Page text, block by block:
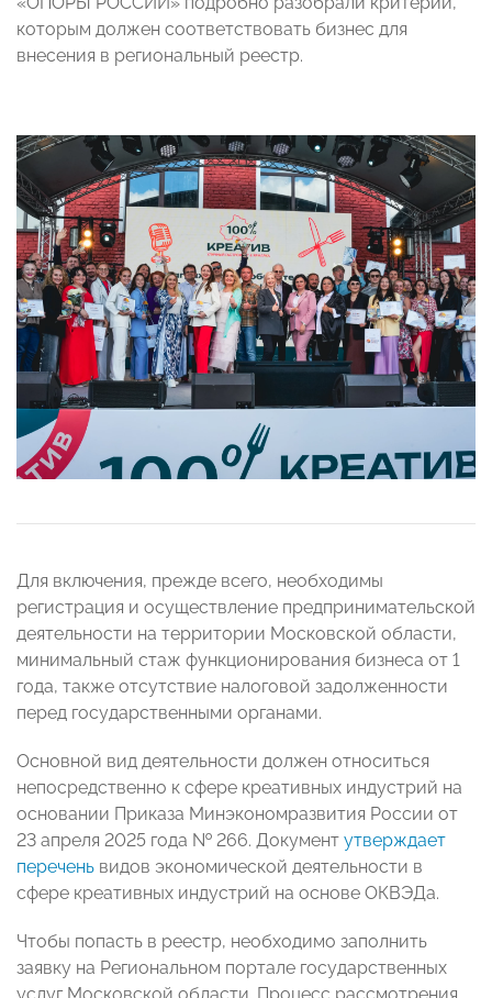
которым должен соответствовать бизнес для
внесения в региональный реестр.
Для включения, прежде всего, необходимы
регистрация и осуществление предпринимательской
деятельности на территории Московской области,
минимальный стаж функционирования бизнеса от 1
года, также отсутствие налоговой задолженности
перед государственными органами.
Основной вид деятельности должен относиться
непосредственно к сфере креативных индустрий на
основании Приказа Минэкономразвития России от
23 апреля 2025 года № 266. Документ утверждает
перечень видов экономической деятельности в
сфере креативных индустрий на основе ОКВЭДа.
Чтобы попасть в реестр, необходимо заполнить
заявку на Региональном портале государственных